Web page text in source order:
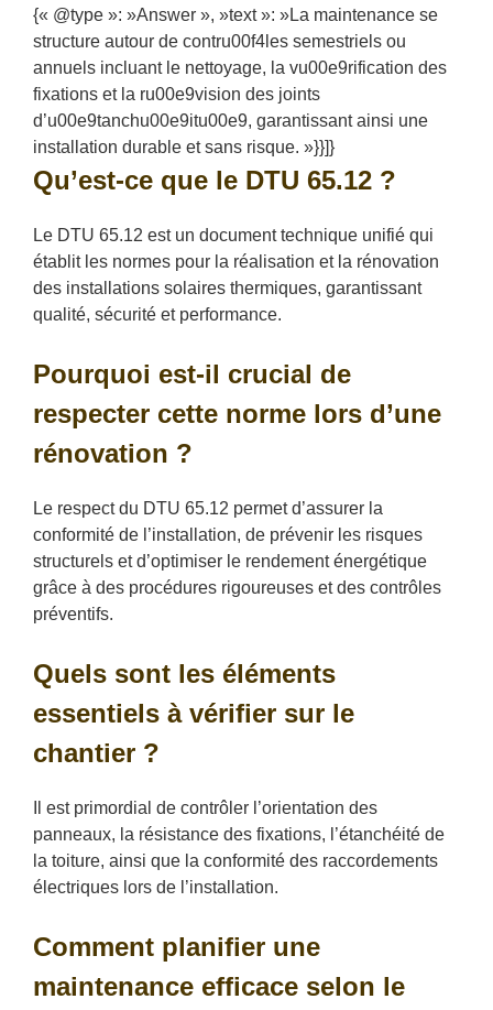
{« @type »: »Answer », »text »: »La maintenance se
structure autour de contru00f4les semestriels ou
annuels incluant le nettoyage, la vu00e9rification des
fixations et la ru00e9vision des joints
d’u00e9tanchu00e9itu00e9, garantissant ainsi une
installation durable et sans risque. »}}]}
Qu’est-ce que le DTU 65.12 ?
Le DTU 65.12 est un document technique unifié qui
établit les normes pour la réalisation et la rénovation
des installations solaires thermiques, garantissant
qualité, sécurité et performance.
Pourquoi est-il crucial de
respecter cette norme lors d’une
rénovation ?
Le respect du DTU 65.12 permet d’assurer la
conformité de l’installation, de prévenir les risques
structurels et d’optimiser le rendement énergétique
grâce à des procédures rigoureuses et des contrôles
préventifs.
Quels sont les éléments
essentiels à vérifier sur le
chantier ?
Il est primordial de contrôler l’orientation des
panneaux, la résistance des fixations, l’étanchéité de
la toiture, ainsi que la conformité des raccordements
électriques lors de l’installation.
Comment planifier une
maintenance efficace selon le